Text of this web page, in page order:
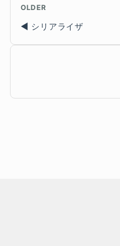
OLDER
シリアライザ